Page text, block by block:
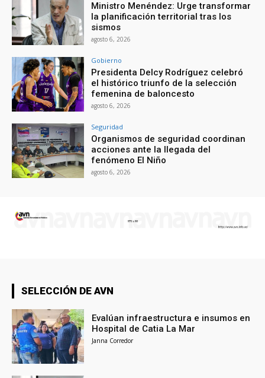
Ministro Menéndez: Urge transformar
la planificación territorial tras los
sismos
agosto 6, 2026
Gobierno
Presidenta Delcy Rodríguez celebró
el histórico triunfo de la selección
femenina de baloncesto
agosto 6, 2026
Seguridad
Organismos de seguridad coordinan
acciones ante la llegada del
fenómeno El Niño
agosto 6, 2026
SELECCIÓN DE AVN
Evalúan infraestructura e insumos en
Hospital de Catia La Mar
Janna Corredor